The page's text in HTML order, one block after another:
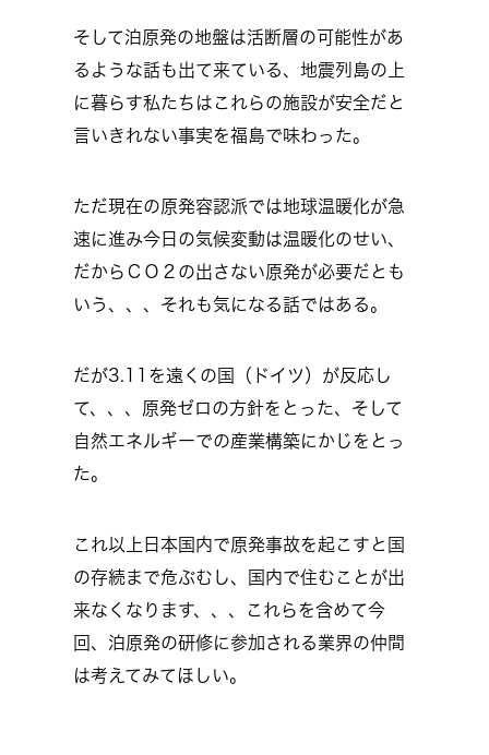
そして泊原発の地盤は活断層の可能性があ
るような話も出て来ている、地震列島の上
に暮らす私たちはこれらの施設が安全だと
言いきれない事実を福島で味わった。
ただ現在の原発容認派では地球温暖化が急
速に進み今日の気候変動は温暖化のせい、
だからＣＯ２の出さない原発が必要だとも
いう、、、それも気になる話ではある。
だが3.11を遠くの国（ドイツ）が反応し
て、、、原発ゼロの方針をとった、そして
自然エネルギーでの産業構築にかじをとっ
た。
これ以上日本国内で原発事故を起こすと国
の存続まで危ぶむし、国内で住むことが出
来なくなります、、、これらを含めて今
回、泊原発の研修に参加される業界の仲間
は考えてみてほしい。